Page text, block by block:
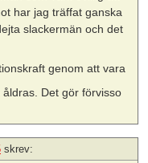
har jag träffat ganska
slackermän och det
genom att vara
Det gör förvisso
skrev: